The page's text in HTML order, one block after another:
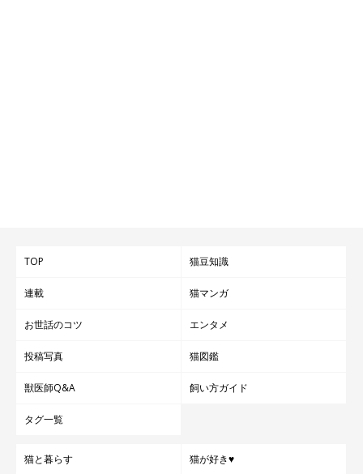
TOP 猫豆知識
連載 猫マンガ
お世話のコツ エンタメ
投稿写真 猫図鑑
獣医師Q&A 飼い方ガイド
タグ一覧
猫と暮らす 猫が好き♥